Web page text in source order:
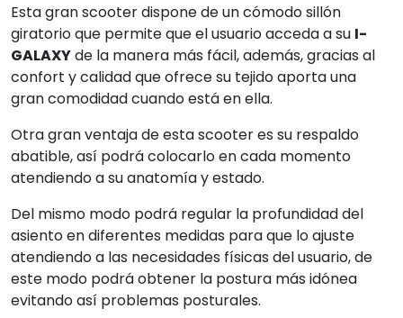
Esta gran scooter dispone de un cómodo sillón
giratorio que permite que el usuario acceda a su I-
GALAXYde la manera más fácil, además, gracias al
confort y calidad que ofrece su tejido aporta una
gran comodidad cuando está en ella.
Otra gran ventaja de esta scooter es su respaldo
abatible, así podrá colocarlo en cada momento
atendiendo a su anatomía y estado.
Del mismo modo podrá regular la profundidad del
asiento en diferentes medidas para que lo ajuste
atendiendo a las necesidades físicas del usuario, de
este modo podrá obtener la postura más idónea
evitando así problemas posturales.